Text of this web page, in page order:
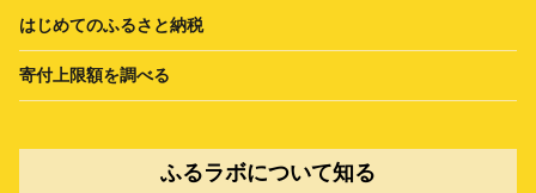
はじめてのふるさと納税
寄付上限額を調べる
ふるラボについて知る